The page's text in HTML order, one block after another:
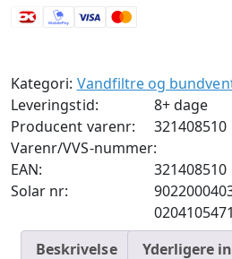
grus
Kategori: Vandfiltre og
Leveringstid:
8+ dage
Producent varenr:
321408510
Varenr/VVS-nummer:
321408510
EAN:
Solar nr:
0204105471
Beskrivelse
Yderligere